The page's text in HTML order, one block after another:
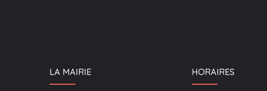
LA MAIRIE HORAIRES